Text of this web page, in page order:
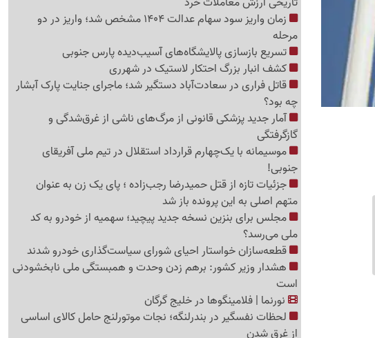
زمان واریز سود سهام عدالت 1404 مشخص شد؛ واریز در دو
مرحله
تسریع بازسازی پالایشگاه‌های آسیب‌دیده پارس جنوبی
کشف انبار بزرگ احتکار لاستیک در شهرری
قاتل فراری در سعادت‌آباد دستگیر شد؛ ماجرای جنایت پارک آبشار
چه بود؟
آمار جدید پزشکی قانونی از مرگ‌های ناشی از غرق‌شدگی و
گازگرفتگی
موسیمانه با یک‌چهارم قرارداد استقلال در تیم ملی آفریقای
جنوبی!
جزئیات تازه از قتل حمیدرضا رجب‌زاده ؛ پای یک زن به عنوان
متهم اصلی به این پرونده باز شد
مجلس برای بنزین نسخه جدید پیچید؛ سهمیه از خودرو به کد
ملی می‌رسد؟
قطعه‌سازان خواستار احیای شورای سیاست‌گذاری خودرو شدند
هشدار وزیر کشور: برهم زدن وحدت و همبستگی ملی نابخشودنی
است
نورنما | فلامینگوها در خلیج گرگان
لحظات نفسگیر در بندرلنگه؛ نجات موتورلنج حامل کالای اساسی
از غرق شدن